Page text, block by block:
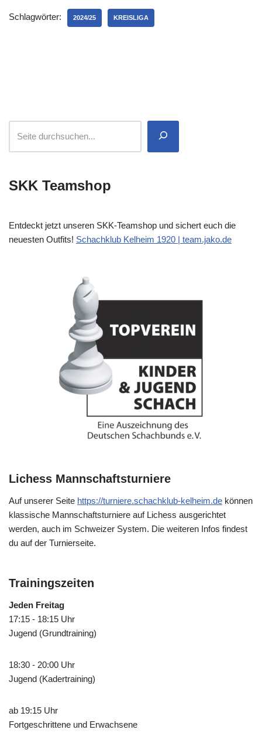
Schlagwörter: 2024/25 KREISLIGA
SKK Teamshop
Entdeckt jetzt unseren SKK-Teamshop und sichert euch die
neuesten Outfits! Schachklub Kelheim 1920 | team.jako.de
Lichess Mannschaftsturniere
Auf unserer Seite https://turniere.schachklub-kelheim.de können
klassische Mannschaftsturniere auf Lichess ausgerichtet
werden, auch im Schweizer System. Die weiteren Infos findest
du auf der Turnierseite.
Trainingszeiten
Jeden Freitag
17:15 - 18:15 Uhr
Jugend (Grundtraining)
18:30 - 20:00 Uhr
Jugend (Kadertraining)
ab 19:15 Uhr
Fortgeschrittene und Erwachsene